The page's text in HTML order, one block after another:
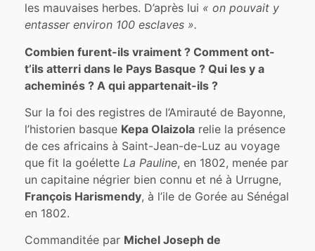
les mauvaises herbes. D’après lui « on pouvait y
entasser environ 100 esclaves ».
Combien furent-ils vraiment ? Comment ont-
t’ils atterri dans le Pays Basque ? Qui les y a
acheminés ? A qui appartenait-ils ?
Sur la foi des registres de l’Amirauté de Bayonne,
l’historien basque Kepa Olaizola relie la présence
de ces africains à Saint-Jean-de-Luz au voyage
que fit la goéletteLa Pauline, en 1802, menée par
un capitaine négrier bien connu et né à Urrugne,
François Harismendy, à l’ile de Gorée au Sénégal
en 1802.
Commanditée par Michel Joseph de